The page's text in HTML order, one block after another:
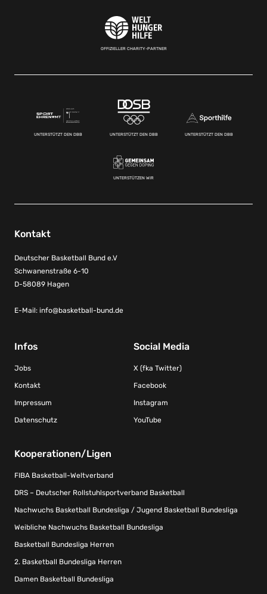
OFFIZIELLER CHARITY-PARTNER
UNTERSTÜTZT DEN DBB UNTERSTÜTZT DEN DBB UNTERSTÜTZT DEN DBB
UNTERSTÜTZEN WIR
Kontakt
Deutscher Basketball Bund e.V
Schwanenstraße 6-10
D-58089 Hagen
E-Mail: info@basketball-bund.de
Infos
Jobs
Kontakt
Impressum
Datenschutz
Social Media
X (fka Twitter)
Facebook
Instagram
YouTube
Kooperationen/Ligen
FIBA Basketball-Weltverband
DRS – Deutscher Rollstuhlsportverband Basketball
Nachwuchs Basketball Bundesliga / Jugend Basketball Bundesliga
Weibliche Nachwuchs Basketball Bundesliga
Basketball Bundesliga Herren
2. Basketball Bundesliga Herren
Damen Basketball Bundesliga